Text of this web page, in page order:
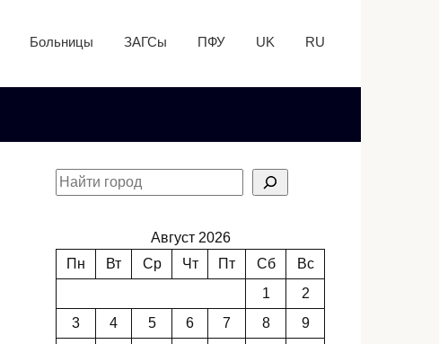
Больницы ЗАГСы ПФУ UK RU
Август 2026
Пн
Вт Ср Чт Пт Сб
Вс
1
2
3
4 5 6 7 8
9